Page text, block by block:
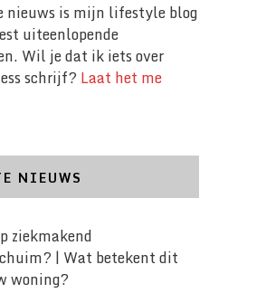
nieuws is mijn lifestyle blog
uiteenlopende
Wil je dat ik iets over
schrijf? Laat het me
NIEUWS
ziekmakend
| Wat betekent dit
woning?